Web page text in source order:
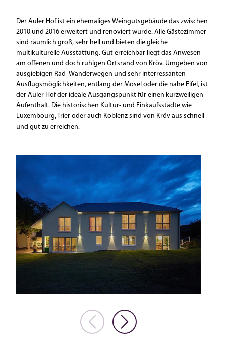
Der Auler Hof ist ein ehemaliges Weingutsgebäude das zwischen
2010 und 2016 erweitert und renoviert wurde. Alle Gästezimmer
sind räumlich groß, sehr hell und bieten die gleiche
multikulturelle Ausstattung. Gut erreichbar liegt das Anwesen
am offenen und doch ruhigen Ortsrand von Kröv. Umgeben von
ausgiebigen Rad- Wanderwegen und sehr interressanten
Ausflugsmöglichkeiten, entlang der Mosel oder die nahe Eifel, ist
der Auler Hof der ideale Ausgangspunkt für einen kurzweiligen
Aufenthalt. Die historischen Kultur- und Einkaufsstädte wie
Luxembourg, Trier oder auch Koblenz sind von Kröv aus schnell
und gut zu erreichen.